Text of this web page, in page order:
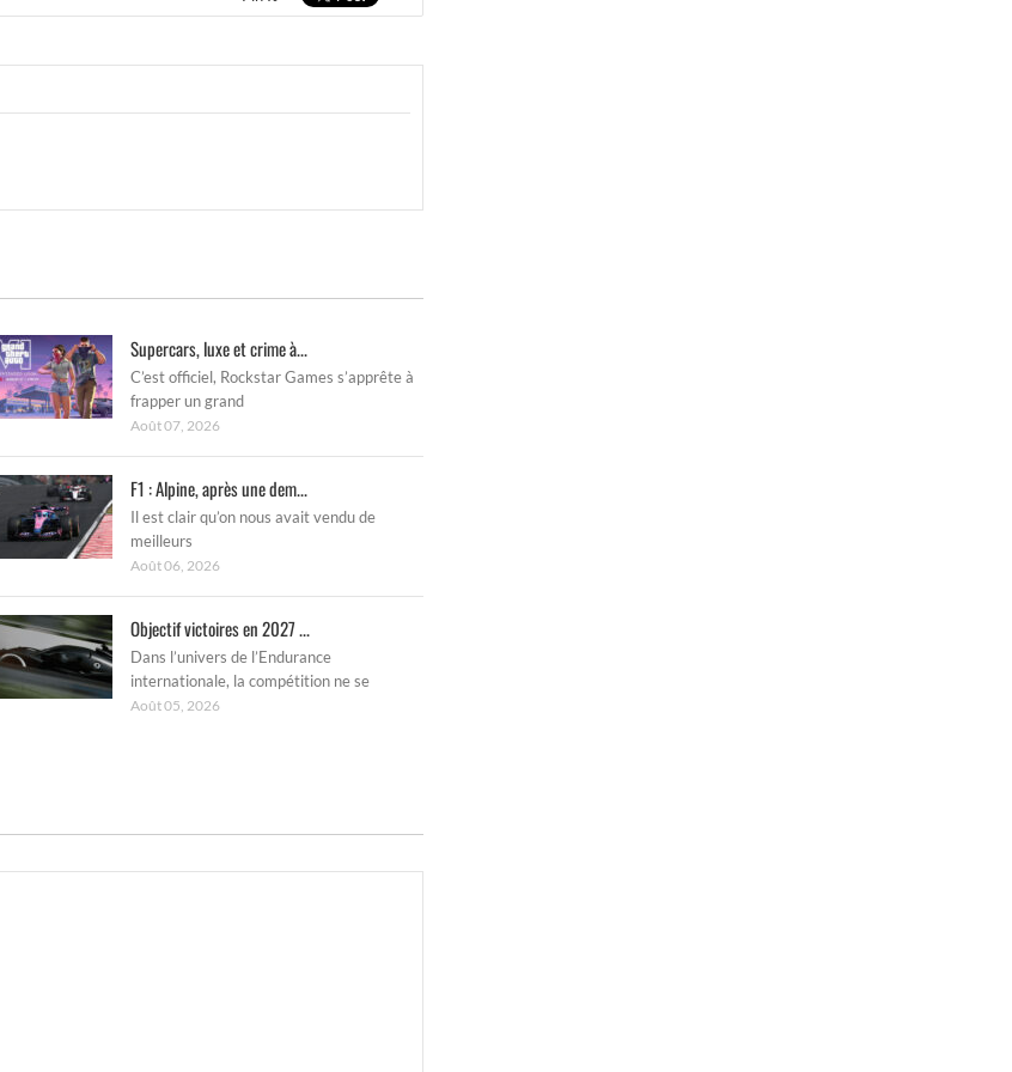
Supercars, luxe et crime à...
C’est officiel, Rockstar Games s’apprête à
frapper un grand
Août 07, 2026
F1 : Alpine, après une dem...
Il est clair qu’on nous avait vendu de
meilleurs
Août 06, 2026
Objectif victoires en 2027 ...
Dans l’univers de l’Endurance
internationale, la compétition ne se
Août 05, 2026